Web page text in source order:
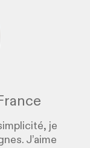
je
J’aime